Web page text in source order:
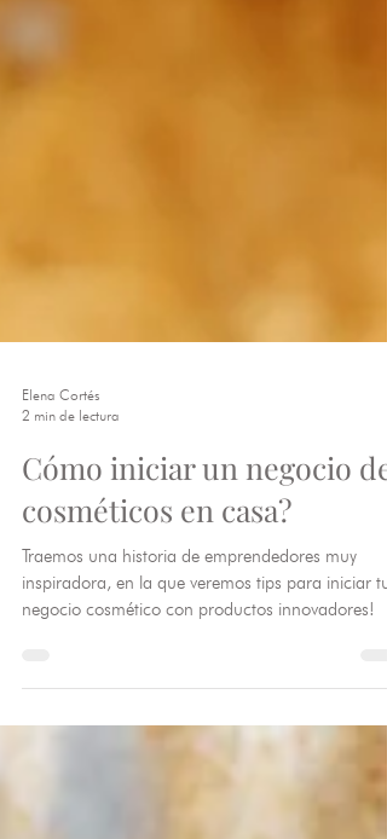
2 min de lectura
Cómo iniciar un negocio de
cosméticos en casa?
Traemos una historia de emprendedores muy